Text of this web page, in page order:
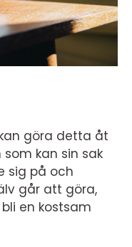
göra detta åt
kan sin sak
sig på och
går att göra,
en kostsam